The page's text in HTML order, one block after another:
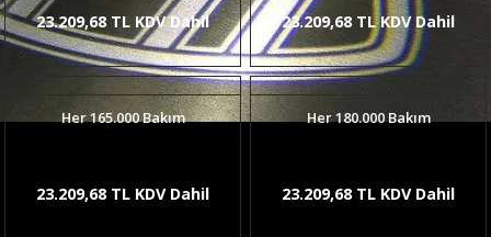
23.209,68 TL KDV Dahil 23.209,68 TL KDV Dahil
Her 165.000 Bakım
23.209,68 TL KDV Dahil
Her 180.000 Bakım
23.209,68 TL KDV Dahil